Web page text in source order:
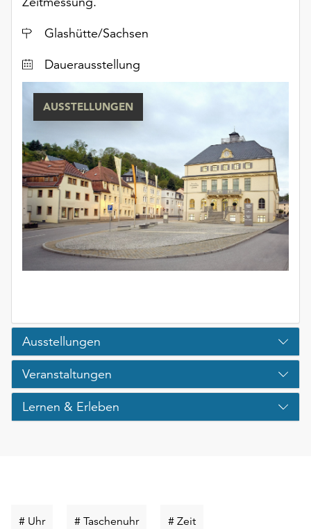
Ort
Glashütte/Sachsen
Dauerausstellung
AUSSTELLUNGEN
Ausstellungen
Veranstaltungen
Lernen & Erleben
# UhrSchlüsselwort
# TaschenuhrSchlüsselwort
# ZeitSchlüsselwort